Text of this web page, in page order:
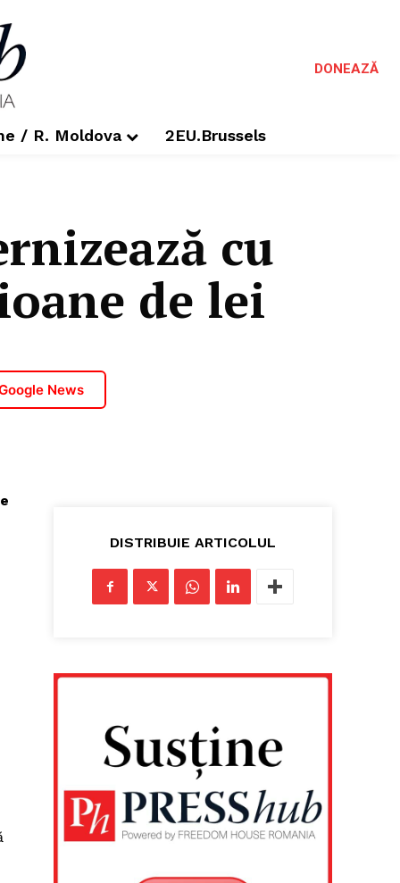
DONEAZĂ
/ R. Moldova 2EU.Brussels
cu
de lei
News
DISTRIBUIE ARTICOLUL